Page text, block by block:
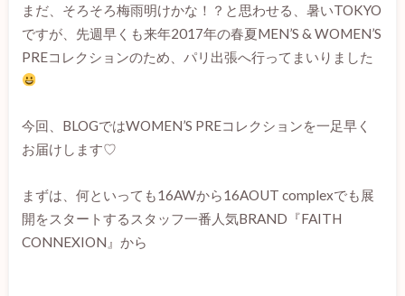
まだ、そろそろ梅雨明けかな！？と思わせる、暑いTOKYO
ですが、先週早くも来年2017年の春夏MEN’S & WOMEN’S
PREコレクションのため、パリ出張へ行ってまいりました
今回、BLOGではWOMEN’S PREコレクションを一足早く
お届けします♡
まずは、何といっても16AWから16AOUT complexでも展
開をスタートするスタッフ一番人気BRAND『FAITH
CONNEXION』から